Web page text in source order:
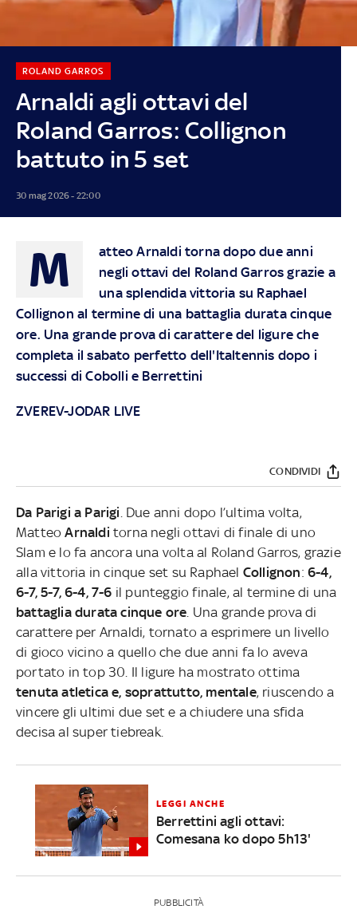
Arnaldi agli ottavi del
Roland Garros: Collignon
battuto in 5 set
ROLAND GARROS
30 mag 2026 - 22:00
M
atteo Arnaldi torna dopo due anni
negli ottavi del Roland Garros grazie a
una splendida vittoria su Raphael
Collignon al termine di una battaglia durata cinque
ore. Una grande prova di carattere del ligure che
completa il sabato perfetto dell'Italtennis dopo i
successi di Cobolli e Berrettini
ZVEREV-JODAR LIVE
CONDIVIDI
Da Parigi a Parigi . Due anni dopo l’ultima volta,
MatteoArnalditorna negli ottavi di finale di uno
Slam e lo fa ancora una volta al Roland Garros, grazie
alla vittoria in cinque set su Raphael Collignon:6-4,
6-7, 5-7, 6-4, 7-6 il punteggio finale, al termine di una
battaglia durata cinque ore Una grande prova di
carattere per Arnaldi, tornato a esprimere un livello
di gioco vicino a quello che due anni fa lo aveva
portato in top 30. Il ligure ha mostrato ottima
tenuta atletica e, soprattutto, mentale, riuscendo a
vincere gli ultimi due set e a chiudere una sfida
decisa al super tiebreak.
LEGGI ANCHE
Berrettini agli ottavi:
Comesana ko dopo 5h13'
PUBBLICITÀ